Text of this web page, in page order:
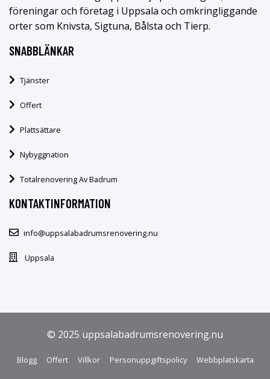
föreningar och företag i Uppsala och omkringliggande
orter som Knivsta, Sigtuna, Bålsta och Tierp.
SNABBLÄNKAR
Tjänster
Offert
Plattsättare
Nybyggnation
Totalrenovering Av Badrum
KONTAKTINFORMATION
info@uppsalabadrumsrenovering.nu
Uppsala
© 2025 uppsalabadrumsrenovering.nu
Blogg Offert Villkor Personuppgiftspolicy Webbplatskarta